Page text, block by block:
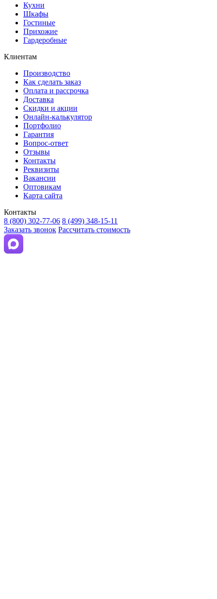
Кухни
Шкафы
Гостиные
Прихожие
Гардеробные
Клиентам
Производство
Как сделать заказ
Оплата и рассрочка
Доставка
Скидки и акции
Онлайн-калькулятор
Портфолио
Гарантия
Вопрос-ответ
Отзывы
Контакты
Реквизиты
Вакансии
Оптовикам
Карта сайта
Контакты
8 (800) 302-77-06 8 (499) 348-15-11
Заказать звонок Рассчитать стоимость